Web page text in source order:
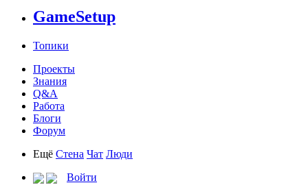
GameSetup
Топики
Проекты
Знания
Q&A
Работа
Блоги
Форум
Ещё Стена Чат Люди
Войти